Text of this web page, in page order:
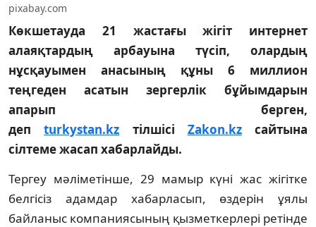
pixabay.com
Көкшетауда 21 жастағы жігіт интернет
алаяқтардың арбауына түсіп, олардың
нұсқауымен анасының құны 6 миллион
теңгеден асатын зергерлік бұйымдарын
апарып берген,
депturkystan.kz тілшісі Zakon.kzсайтына
сілтеме жасап хабарлайды.
Тергеу мәліметінше, 29 мамыр күні жас жігітке
белгісіз адамдар хабарласып, өздерін ұялы
байланыс компаниясының қызметкерлері ретінде